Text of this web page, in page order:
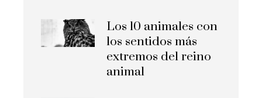
Los 10 animales con
los sentidos más
extremos del reino
animal